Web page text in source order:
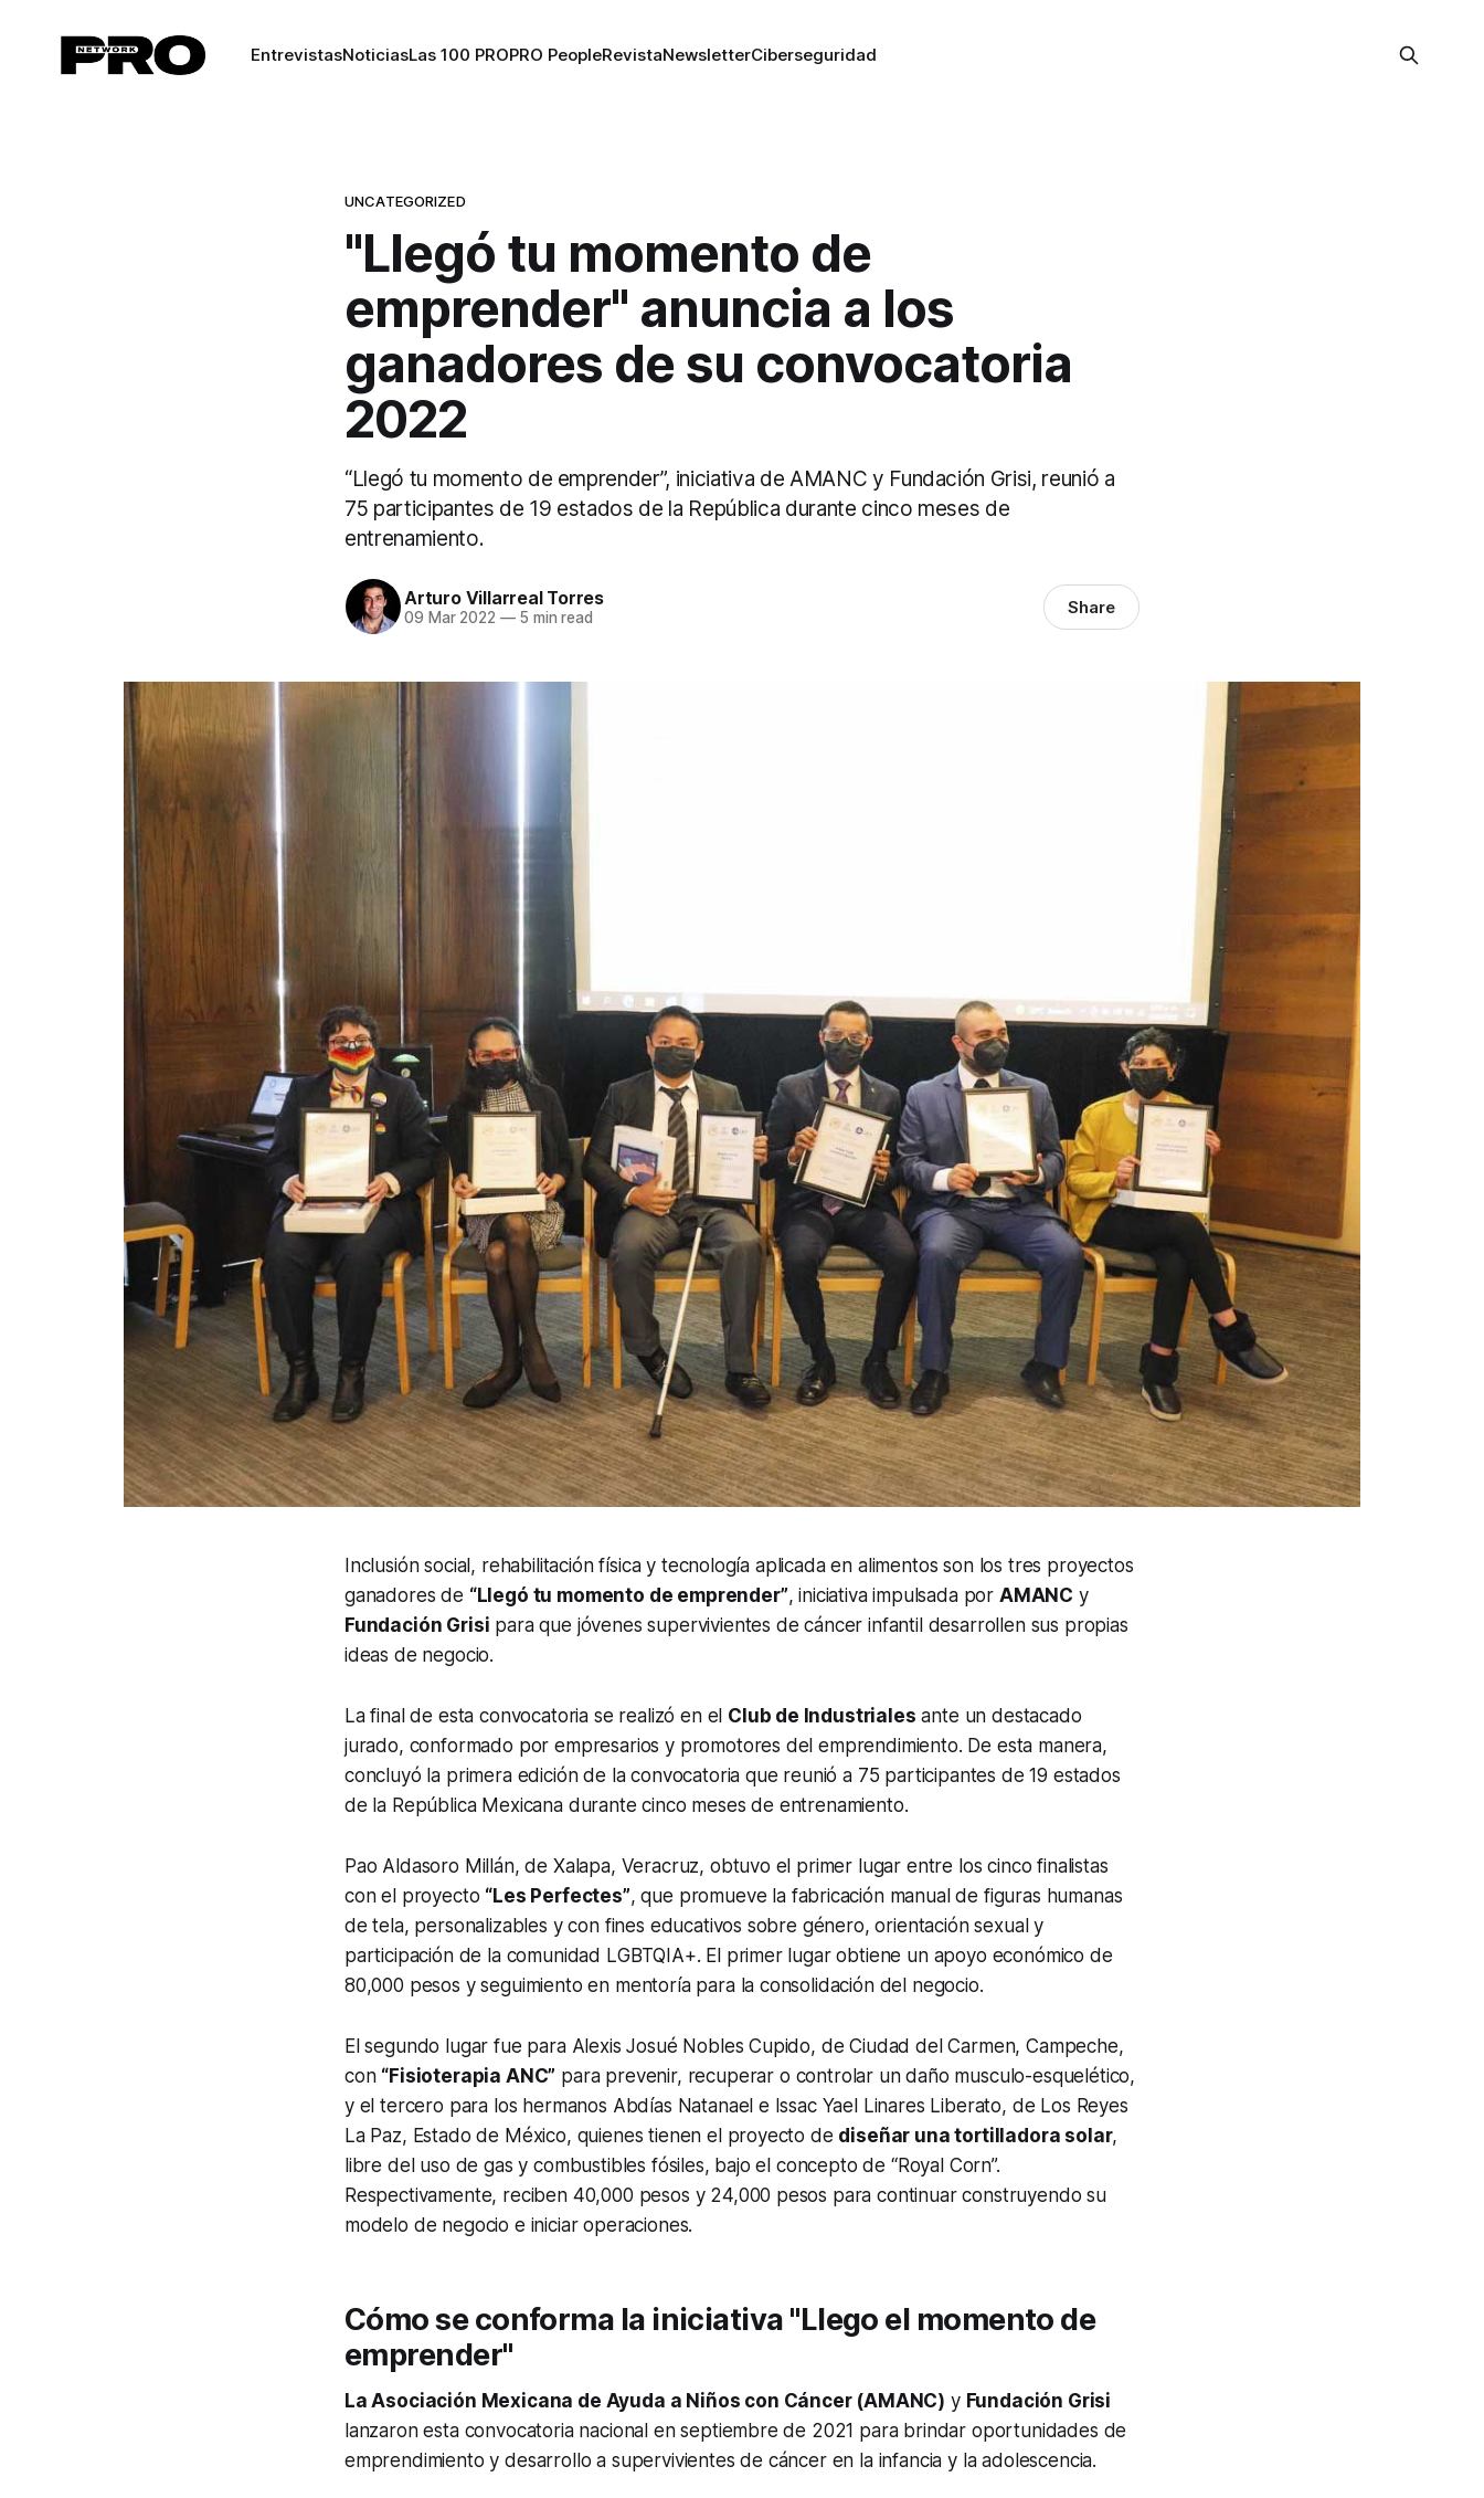
EntrevistasNoticiasLas 100 PROPRO PeopleRevistaNewsletterCiberseguridad
UNCATEGORIZED
"Llegó tu momento de
emprender" anuncia a los
ganadores de su convocatoria
2022
“Llegó tu momento de emprender”, iniciativa de AMANC y Fundación Grisi, reunió a
75 participantes de 19 estados de la República durante cinco meses de
entrenamiento.
Arturo Villarreal Torres
09 Mar 2022 —5 min read Share
Inclusión social, rehabilitación física y tecnología aplicada en alimentos son los tres proyectos
ganadores de “Llegó tu momento de emprender”, iniciativa impulsada por AMANC y
Fundación Grisi para que jóvenes supervivientes de cáncer infantil desarrollen sus propias
ideas de negocio.
La final de esta convocatoria se realizó en el Club de Industriales ante un destacado
jurado, conformado por empresarios y promotores del emprendimiento. De esta manera,
concluyó la primera edición de la convocatoria que reunió a 75 participantes de 19 estados
de la República Mexicana durante cinco meses de entrenamiento.
Pao Aldasoro Millán, de Xalapa, Veracruz, obtuvo el primer lugar entre los cinco finalistas
con el proyecto “Les Perfectes”, que promueve la fabricación manual de figuras humanas
de tela, personalizables y con fines educativos sobre género, orientación sexual y
participación de la comunidad LGBTQIA+. El primer lugar obtiene un apoyo económico de
80,000 pesos y seguimiento en mentoría para la consolidación del negocio.
El segundo lugar fue para Alexis Josué Nobles Cupido, de Ciudad del Carmen, Campeche,
con “Fisioterapia ANC” para prevenir, recuperar o controlar un daño musculo-esquelético,
y el tercero para los hermanos Abdías Natanael e Issac Yael Linares Liberato, de Los Reyes
La Paz, Estado de México, quienes tienen el proyecto de diseñar una tortilladora solar,
libre del uso de gas y combustibles fósiles, bajo el concepto de “Royal Corn”.
Respectivamente, reciben 40,000 pesos y 24,000 pesos para continuar construyendo su
modelo de negocio e iniciar operaciones.
Cómo se conforma la iniciativa "Llego el momento de
emprender"
La Asociación Mexicana de Ayuda a Niños con Cáncer (AMANC) y Fundación Grisi
lanzaron esta convocatoria nacional en septiembre de 2021 para brindar oportunidades de
emprendimiento y desarrollo a supervivientes de cáncer en la infancia y la adolescencia.